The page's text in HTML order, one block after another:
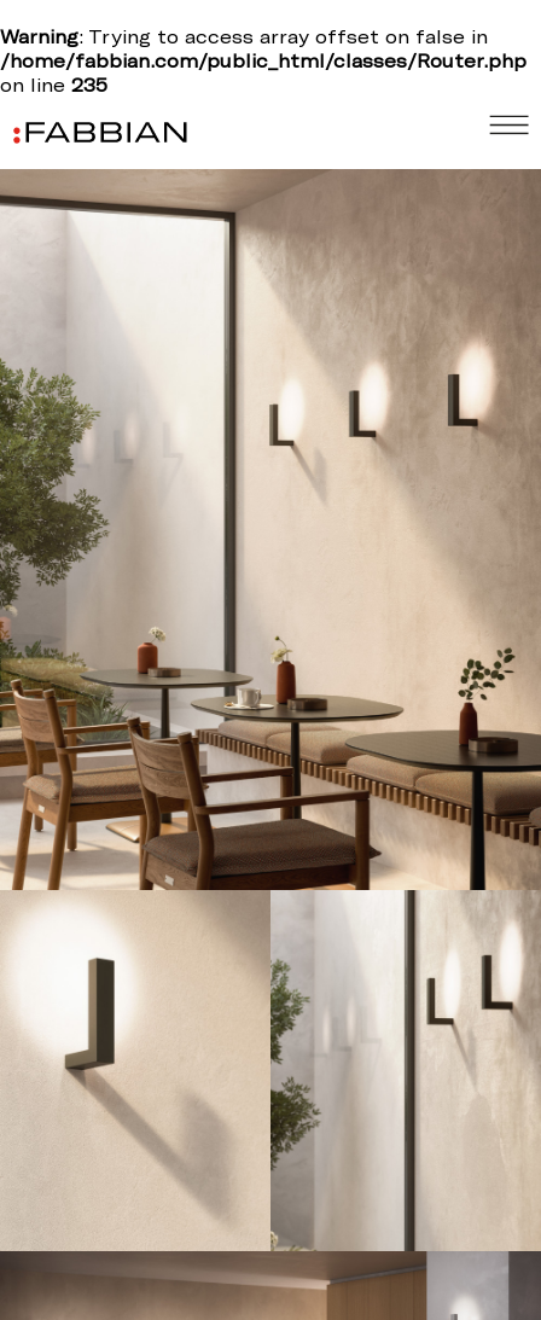
Warning: Trying to access array offset on false in
/home/fabbian.com/public_html/classes/Router.php
on line 235